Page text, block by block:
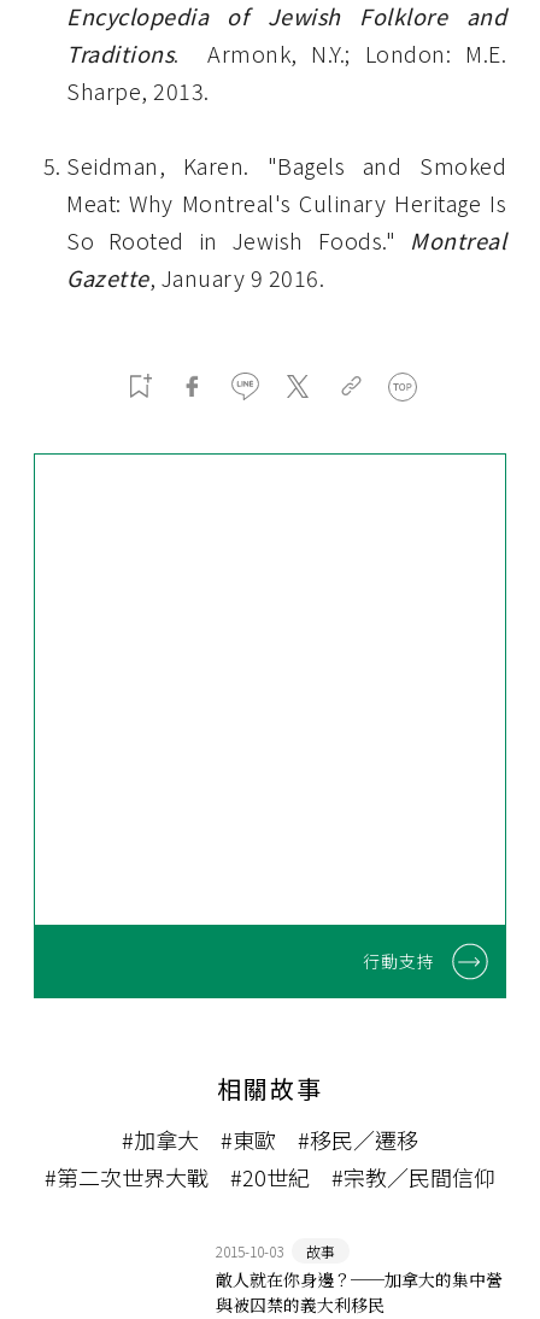
Encyclopedia of Jewish Folklore and
Traditions. Armonk, N.Y.; London: M.E.
Sharpe, 2013.
Seidman, Karen. "Bagels and Smoked
Meat: Why Montreal's Culinary Heritage Is
So Rooted in Jewish Foods." Montreal
Gazette, January 9 2016.
行動支持
相關故事
#加拿大 #東歐
#移民／遷移
#第二次世界大戰
#20世紀 #宗教／民間信仰
2015-10-03 故事
敵人就在你身邊？──加拿大的集中營
與被囚禁的義大利移民